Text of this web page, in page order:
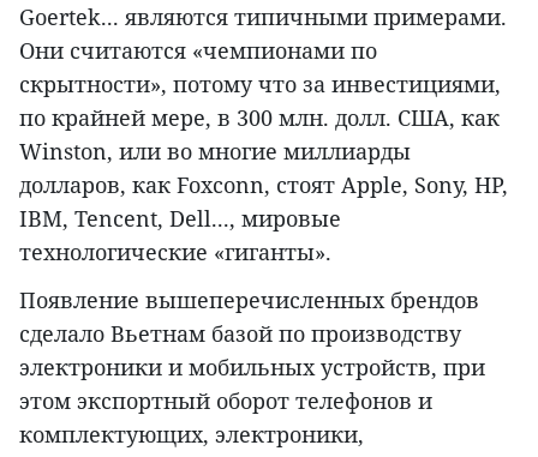
Goertek... являются типичными примерами.
Они считаются «чемпионами по
скрытности», потому что за инвестициями,
по крайней мере, в 300 млн. долл. США, как
Winston, или во многие миллиарды
долларов, как Foxconn, стоят Apple, Sony, HP,
IBM, Tencent, Dell..., мировые
технологические «гиганты».
Появление вышеперечисленных брендов
сделало Вьетнам базой по производству
электроники и мобильных устройств, при
этом экспортный оборот телефонов и
комплектующих, электроники,